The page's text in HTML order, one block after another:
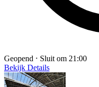
Geopend ⋅ Sluit om 21:00
Bekijk Details